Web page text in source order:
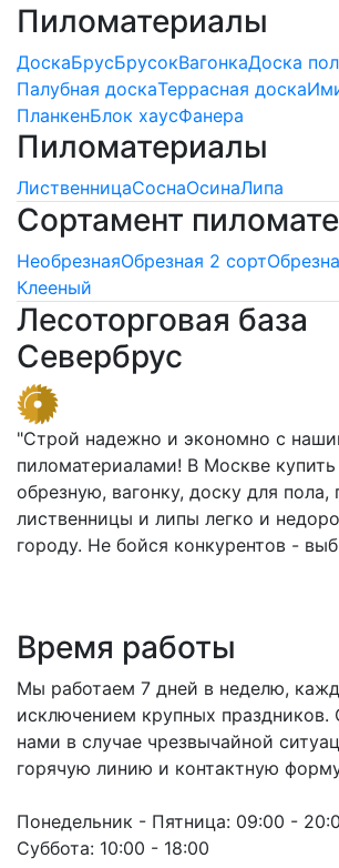
Пиломатериалы
ДоскаБрусБрусокВагонкаДоска
Палубная доскаТеррасная доска
ПланкенБлок хаусФанера
Пиломатериалы
ЛиственницаСоснаОсинаЛипа
Сортамент
НеобрезнаяОбрезная 2 сорт
Клееный
Лесоторговая база
Севербрус
"Строй надежно и экономно с
пиломатериалами! В Москве
обрезную, вагонку, доску для пола,
лиственницы и липы легко и
городу. Не бойся конкурентов -
Время работы
Мы работаем 7 дней в неделю,
исключением крупных праздников.
нами в случае чрезвычайной
горячую линию и контактную
Понедельник - Пятница: 09:00 -
Суббота: 10:00 - 18:00